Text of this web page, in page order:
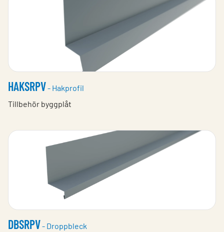
HAKSRPV- Hakprofil
Tillbehör byggplåt
DBSRPV- Droppbleck